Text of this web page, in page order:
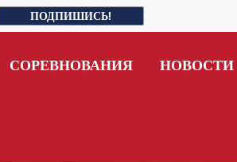
ПОДПИШИСЬ!
СОРЕВНОВАНИЯ НОВОСТИ